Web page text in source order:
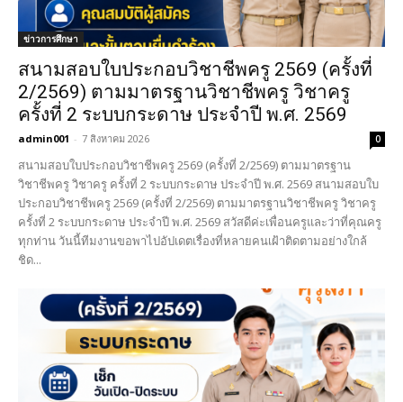
ข่าวการศึกษา
สนามสอบใบประกอบวิชาชีพครู 2569 (ครั้งที่
2/2569) ตามมาตรฐานวิชาชีพครู วิชาครู
ครั้งที่ 2 ระบบกระดาษ ประจำปี พ.ศ. 2569
admin001 - 7 สิงหาคม 2026 0
สนามสอบใบประกอบวิชาชีพครู 2569 (ครั้งที่ 2/2569) ตามมาตรฐาน
วิชาชีพครู วิชาครู ครั้งที่ 2 ระบบกระดาษ ประจำปี พ.ศ. 2569 สนามสอบใบ
ประกอบวิชาชีพครู 2569 (ครั้งที่ 2/2569) ตามมาตรฐานวิชาชีพครู วิชาครู
ครั้งที่ 2 ระบบกระดาษ ประจำปี พ.ศ. 2569 สวัสดีค่ะเพื่อนครูและว่าที่คุณครู
ทุกท่าน วันนี้ทีมงานขอพาไปอัปเดตเรื่องที่หลายคนเฝ้าติดตามอย่างใกล้
ชิด...